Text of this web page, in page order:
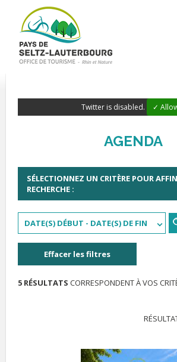
Twitter is disabled. ✓
AGENDA
SÉLECTIONNEZ UN CRITÈRE POUR
RECHERCHE :
DATE(S) DÉBUT - DATE(S) DE FIN
Effacer les filtres
5 RÉSULTATS CORRESPONDENT À VOS